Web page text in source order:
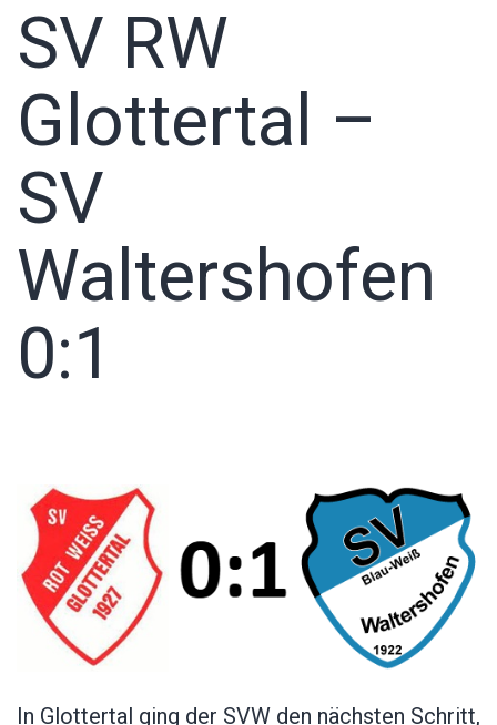
SV RW
Glottertal –
SV
Waltershofen
0:1
In Glottertal ging der SVW den nächsten Schritt,